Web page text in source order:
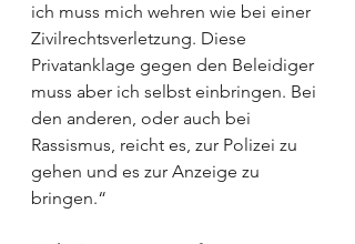
ich muss mich wehren wie bei einer
Zivilrechtsverletzung. Diese
Privatanklage gegen den Beleidiger
muss aber ich selbst einbringen. Bei
den anderen, oder auch bei
Rassismus, reicht es, zur Polizei zu
gehen und es zur Anzeige zu
bringen.“